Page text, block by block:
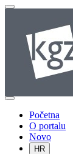
Početna
O portalu
Novo
HR